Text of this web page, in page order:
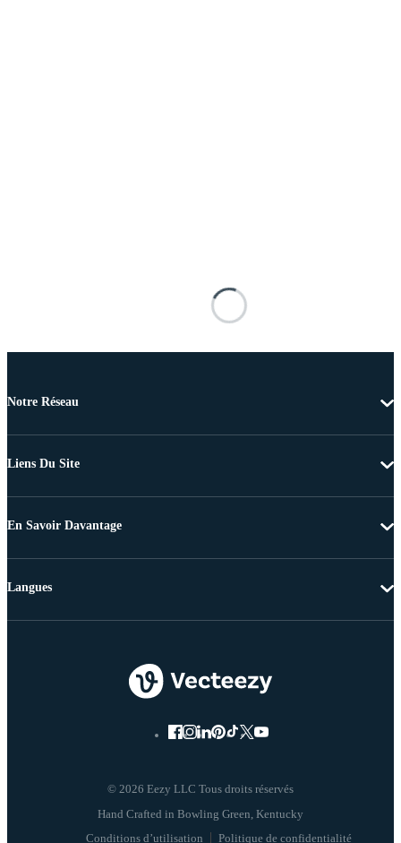
Notre Réseau
Liens Du Site
En Savoir Davantage
© 2026 Eezy LLC Tous droits réservés
Conditions d’utilisation Politique de confidentialité
Langues